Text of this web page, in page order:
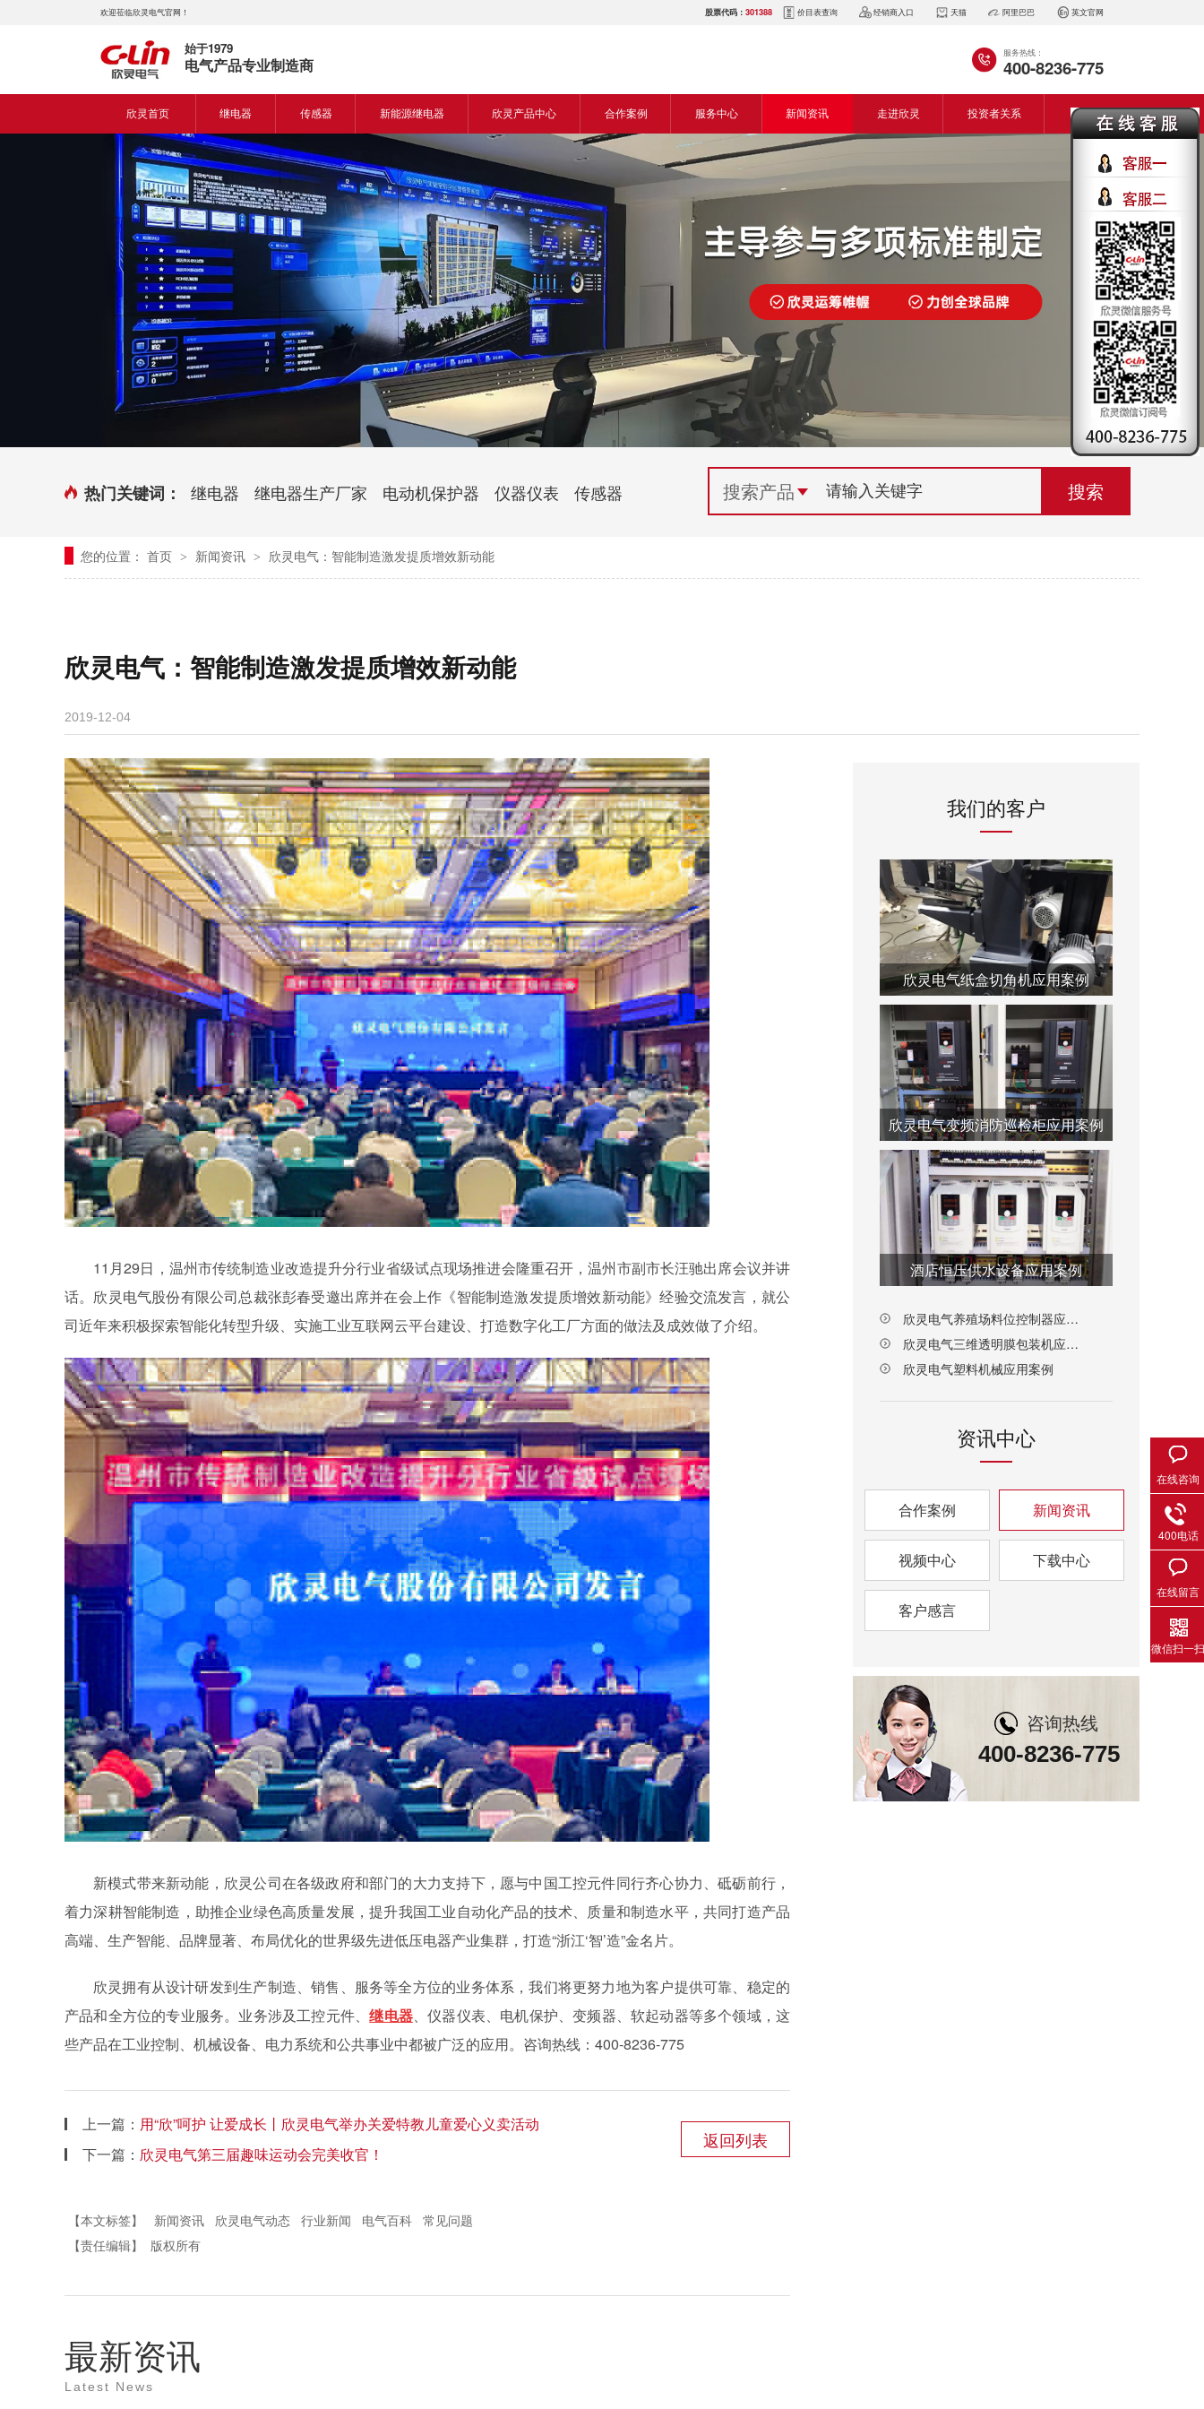
价目表查询 经销商入口 天猫 阿里巴巴 英文官网
欢迎莅临欣灵电气官网！ 股票代码：301388
始于1979
电气产品专业制造商
服务热线：
400-8236-775
欣灵首页 继电器
时间继电器
固体继电器
计数继电器
液位继电器
电磁继电器及插座
时控开关
新能源继电器
传感器
接近开关
光电开关
编码器
热电偶
热电阻
新能源继电器
新能源交流继电器
新能源直流继电器
欣灵产品中心
继电器
传感器
电气传动与控制
仪器仪表
开关
配电控制
合作案例
食品机械行业
机床行业
塑料机械行业
建筑机械行业
包装机械行业
纺织机械行业
服务中心
营销网络
服务热线
电商平台
视频中心
电气百科
常见问题
技术支持
新闻资讯
新闻动态
电气百科
常见问答
走进欣灵
企业风采
专利证书
荣誉资质
组织机构
联系欣灵
投资者关系
热门关键词： 继电器 继电器生产厂家 电动机保护器 仪器仪表 传感器
您的位置： 首页 > 新闻资讯 > 欣灵电气：智能制造激发提质增效新动能
欣灵电气：智能制造激发提质增效新动能
2019-12-04
11月29日，温州市传统制造业改造提升分行业省级试点现场推进会隆重召开，温州市副市长汪驰出席会议并讲
话。欣灵电气股份有限公司总裁张彭春受邀出席并在会上作《智能制造激发提质增效新动能》经验交流发言，就公
司近年来积极探索智能化转型升级、实施工业互联网云平台建设、打造数字化工厂方面的做法及成效做了介绍。
新模式带来新动能，欣灵公司在各级政府和部门的大力支持下，愿与中国工控元件同行齐心协力、砥砺前行，
着力深耕智能制造，助推企业绿色高质量发展，提升我国工业自动化产品的技术、质量和制造水平，共同打造产品
高端、生产智能、品牌显著、布局优化的世界级先进低压电器产业集群，打造“浙江‘智’造”金名片。
欣灵拥有从设计研发到生产制造、销售、服务等全方位的业务体系，我们将更努力地为客户提供可靠、稳定的
产品和全方位的专业服务。业务涉及工控元件、继电器、仪器仪表、电机保护、变频器、软起动器等多个领域，这
些产品在工业控制、机械设备、电力系统和公共事业中都被广泛的应用。咨询热线：400-8236-775
上一篇： 用“欣”呵护 让爱成长丨欣灵电气举办关爱特教儿童爱心义卖活动
下一篇： 欣灵电气第三届趣味运动会完美收官！
返回列表
【本文标签】 新闻资讯 欣灵电气动态 行业新闻 电气百科 常见问题
【责任编辑】
版权所有
最新资讯
Latest News
我们的客户
欣灵电气纸盒切角机应用案例
欣灵电气变频消防巡检柜应用案例
酒店恒压供水设备应用案例
欣灵电气养殖场料位控制器应用案例
欣灵电气三维透明膜包装机应用案例
欣灵电气塑料机械应用案例
资讯中心
合作案例 新闻资讯
视频中心 下载中心
客户感言
咨询热线
400-8236-775
在线咨询
400电话
在线留言
微信扫一扫